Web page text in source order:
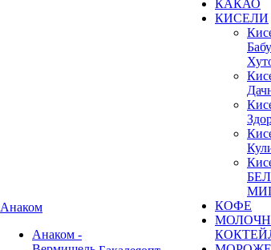
Анаком
Анаком -
КАКАО
КИСЕЛИ
КОФЕ